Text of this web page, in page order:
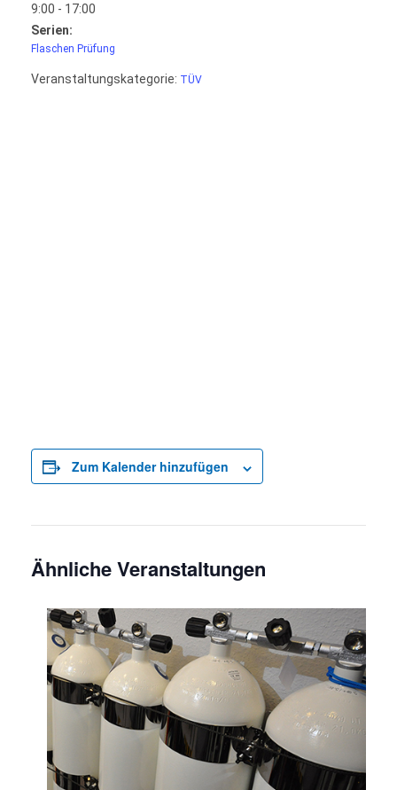
9:00 - 17:00
Serien:
Flaschen Prüfung
Veranstaltungskategorie: TÜV
Zum Kalender hinzufügen
Ähnliche Veranstaltungen